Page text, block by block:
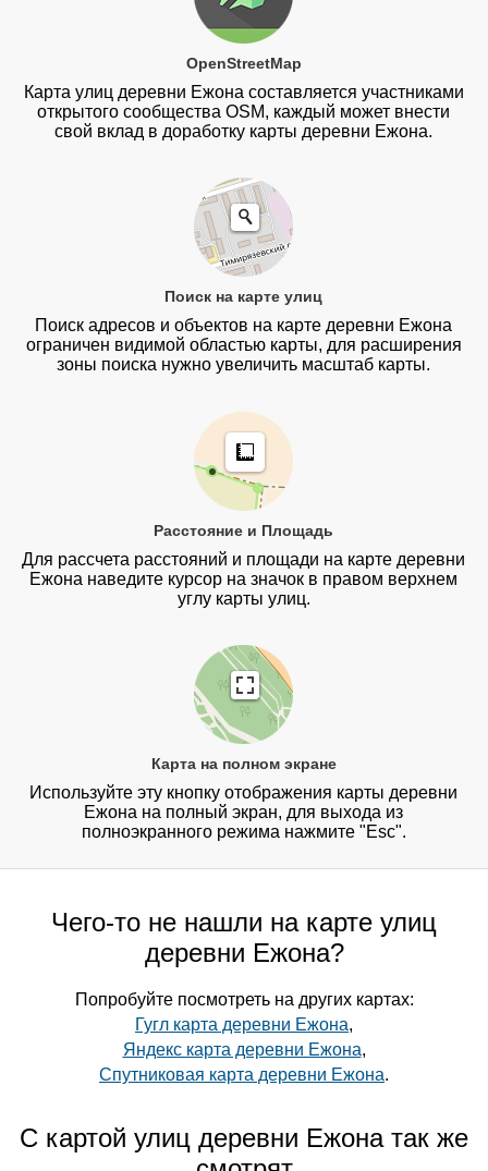
OpenStreetMap
Карта улиц деревни Ежона составляется участниками
открытого сообщества OSM, каждый может внести
свой вклад в доработку карты деревни Ежона.
Поиск на карте улиц
Поиск адресов и объектов на карте деревни Ежона
ограничен видимой областью карты, для расширения
зоны поиска нужно увеличить масштаб карты.
Расстояние и Площадь
Для рассчета расстояний и площади на карте деревни
Ежона наведите курсор на значок в правом верхнем
углу карты улиц.
Карта на полном экране
Используйте эту кнопку отображения карты деревни
Ежона на полный экран, для выхода из
полноэкранного режима нажмите "Esc".
Чего-то не нашли на карте улиц
деревни Ежона?
Попробуйте посмотреть на других картах:
Гугл карта деревни Ежона,
Яндекс карта деревни Ежона,
Спутниковая карта деревни Ежона.
С картой улиц деревни Ежона так же